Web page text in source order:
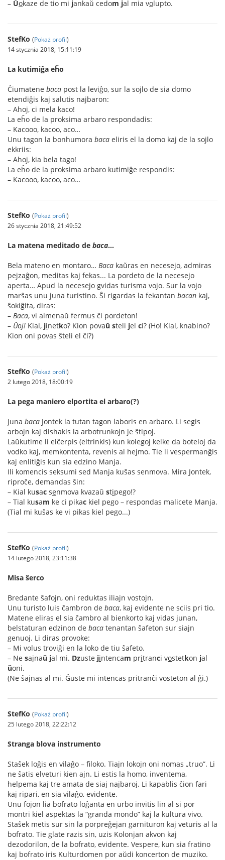
– Ŭokaze de tio mi jankaŭ cedom jal mia volupto.
StefKo (Pokaż profil)
14 stycznia 2018, 15:11:19
La kutimiĝa eĥo
Ĉiumatene baca post la leviĝo, sur la sojlo de sia domo
etendiĝis kaj salutis najbaron:
– Ahoj, ci mela kaco!
La eĥo de la proksima arbaro respondadis:
– Kacooo, kacoo, aco…
Unu tagon la bonhumora baca eliris el la domo kaj de la sojlo
ekkriis:
– Ahoj, kia bela tago!
La eĥo de la proksima arbaro kutimiĝe respondis:
– Kacooo, kacoo, aco…
StefKo (Pokaż profil)
26 stycznia 2018, 21:49:52
La matena meditado de baca…
Bela mateno en montaro… Baca kaŭras en necesejo, admiras
pejzaĝon, meditas kaj fekas... La pordeto de la necesejo
aperta… Apud la necesejo gvidas turisma vojo. Sur la vojo
marŝas unu juna turistino. Ŝi rigardas la fekantan bacan kaj,
ŝokiĝita, diras:
– Baca, vi almenaŭ fermus ĉi pordeton!
– Ŭoj! Kial, jinetko? Kion povaŭ steli jel ci? (Ho! Kial, knabino?
Kion oni povas ŝteli el ĉi?)
StefKo (Pokaż profil)
2 lutego 2018, 18:00:19
La pega maniero elportita el arbaro(?)
Juna baca Jontek la tutan tagon laboris en arbaro. Li segis
arbojn kaj dishakis la arbotrunkojn je ŝtipoj.
Laŭkutime li elĉerpis (eltrinkis) kun kolegoj kelke da boteloj da
vodko kaj, memkontenta, revenis al hejmo. Tie li vespermanĝis
kaj enlitiĝis kun sia edzino Manja.
Ili komencis seksumi sed Manja kuŝas senmova. Mira Jontek,
riproĉe, demandas ŝin:
– Kial kusac senmova kvazaŭ stipego!?
– Tial kusam ke ci pikac kiel pego – respondas malicete Manja.
(Tial mi kuŝas ke vi pikas kiel pego...)
StefKo (Pokaż profil)
14 lutego 2018, 23:11:38
Misa ŝerco
Bredante ŝafojn, oni reduktas iliajn vostojn.
Unu turisto luis ĉambron de baca, kaj evidente ne sciis pri tio.
Matene eliras el sia ĉambro al bienkorto kaj vidas junan,
belstaturan edzinon de baca tenantan ŝafeton sur siajn
genuoj. Li diras provoke:
– Mi volus troviĝi en la loko de tiu ŝafeto.
– Ne sajnaŭ jal mi. Dzuste jintencam pritranci vostetkon jal
ŭoni.
(Ne ŝajnas al mi. Ĝuste mi intencas pritranĉi vosteton al ĝi.)
StefKo (Pokaż profil)
25 lutego 2018, 22:22:12
Stranga blova instrumento
Staŝek loĝis en vilaĝo – filoko. Tiajn lokojn oni nomas „truo”. Li
ne ŝatis elveturi kien ajn. Li estis la homo, inventema,
helpema kaj tre amata de siaj najbaroj. Li kapablis ĉion fari
kaj ripari, en sia vilaĝo, evidente.
Unu fojon lia bofrato loĝanta en urbo invitis lin al si por
montri kiel aspektas la “granda mondo” kaj la kultura vivo.
Staŝek metis sur sin la porpreĝejan garnituron kaj veturis al la
bofrato. Tie glate razis sin, uzis Kolonjan akvon kaj
dezodorilon, de la bofrato, evidente. Vespere, kun sia fratino
kaj bofrato iris Kulturdomen por aŭdi koncerton de muziko.